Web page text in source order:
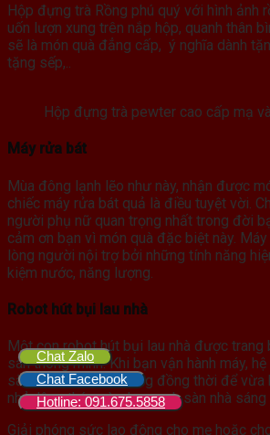
Hộp đựng trà Rồng phú quý với hình ảnh
uốn lượn xung trên nắp hộp, quanh thân
sẽ là món quà đẳng cấp, ý nghĩa dành
tặng sếp,..
Hộp đựng trà pewter cao cấp mạ
Máy rửa bát
Mùa đông lạnh lẽo như này, nhận được
chiếc máy rửa bát quả là điều tuyệt vời.
người phụ nữ quan trọng nhất trong đời
cảm ơn bạn vì món quà đặc biệt này.
lòng người nội trợ bởi những tính năng
kiệm nước, năng lượng.
Robot hút bụi lau nhà
Một con robot hút bụi lau nhà được trang
sàn thông minh. Khi bạn vận hành máy,
sàn sẽ được khởi động đồng thời để vừa
nhỏ, lông thú… vừa lau sạch sàn nhà
Giải phóng sức lao động cho mẹ hoặc
Chat Zalo
Chat Facebook
Hotline: 091.675.5858